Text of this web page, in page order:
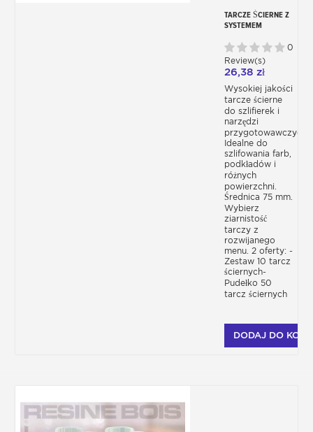
TARCZE ŚCIERNE Z
SYSTEMEM
75 MM –
ZIARNISTOŚĆ OD
P80 DO P500 –
OPAKOWANIE 10
LUB 50 SZTUK
0
Review(s)
26,38 zł
Wysokiej jakości
tarcze ścierne
do szlifierek i
narzędzi
przygotowawczych.
Idealne do
szlifowania farb,
podkładów i
różnych
powierzchni.
Średnica 75 mm.
Wybierz
ziarnistość
tarczy z
rozwijanego
menu. 2 oferty: -
Zestaw 10 tarcz
ściernych-
Pudełko 50
tarcz ściernych
DODAJ DO